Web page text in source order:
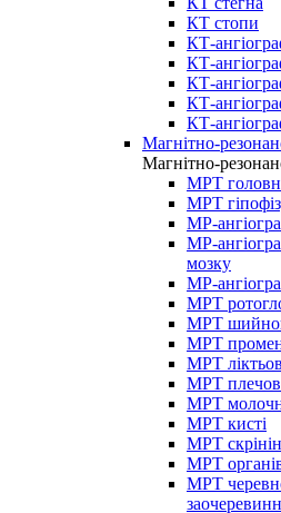
КТ стопи
КТ-
КТ-
КТ-
КТ-
КТ-
Магнітно-
Магнітно-
МРТ
МРТ
МР-
МР-
мозку
МР-
МРТ
МРТ
МРТ
МРТ
МРТ
МРТ
МРТ кисті
МРТ
МРТ
МРТ